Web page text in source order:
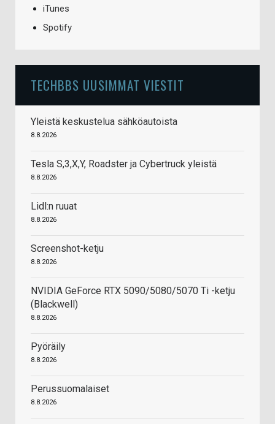
iTunes
Spotify
TECHBBS UUSIMMAT VIESTIT
Yleistä keskustelua sähköautoista
8.8.2026
Tesla S,3,X,Y, Roadster ja Cybertruck yleistä
8.8.2026
Lidl:n ruuat
8.8.2026
Screenshot-ketju
8.8.2026
NVIDIA GeForce RTX 5090/5080/5070 Ti -ketju
(Blackwell)
8.8.2026
Pyöräily
8.8.2026
Perussuomalaiset
8.8.2026